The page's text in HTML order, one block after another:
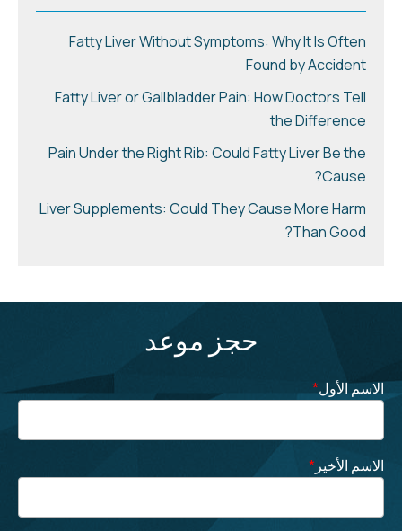
Fatty Liver Without Symptoms: Why It Is Often
Found by Accident
Fatty Liver or Gallbladder Pain: How Doctors Tell
the Difference
Pain Under the Right Rib: Could Fatty Liver Be the
Cause?
Liver Supplements: Could They Cause More Harm
Than Good?
حجز موعد
الاسم الأول*
الاسم الأخير *